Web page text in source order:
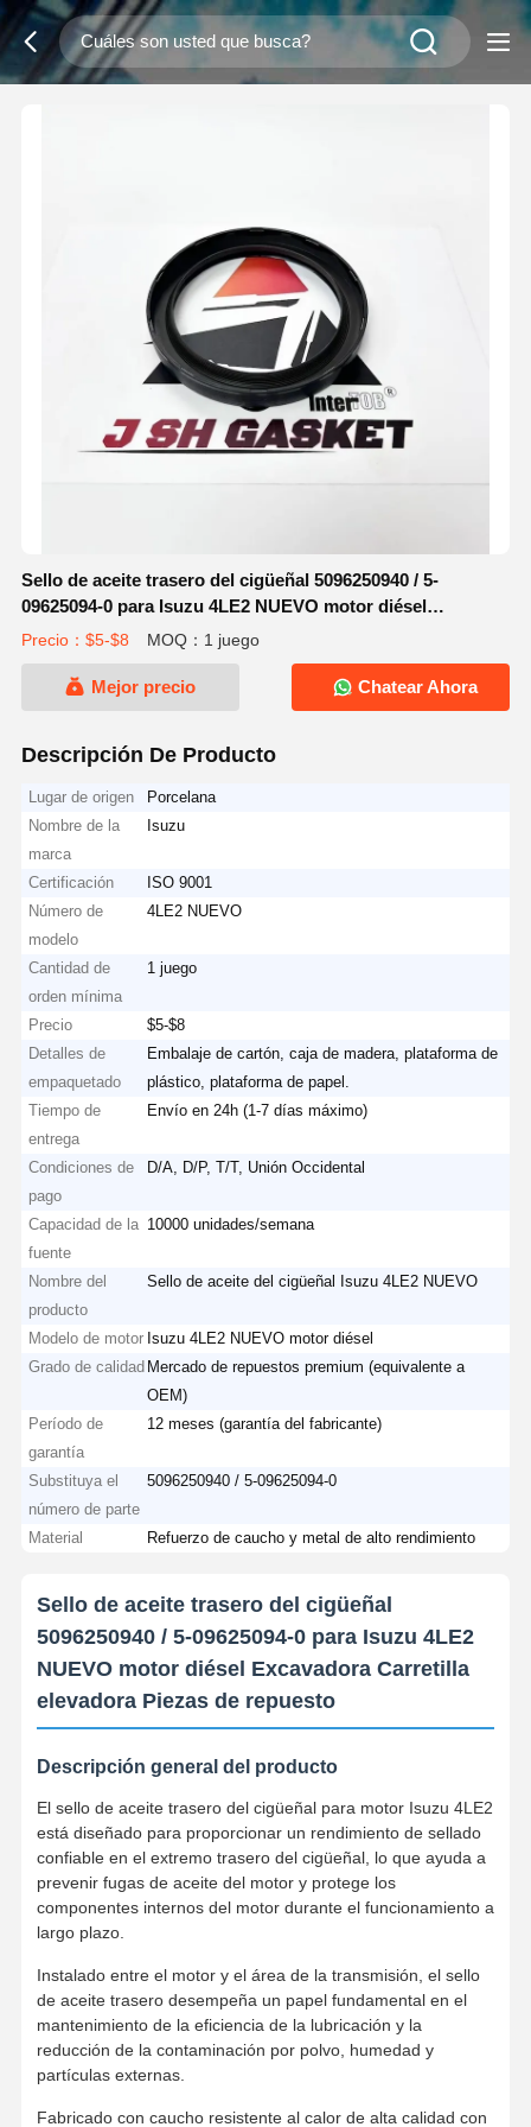
Sello de aceite trasero del cigüeñal 5096250940 / 5-
09625094-0 para Isuzu 4LE2 NUEVO motor diésel
Excavadora Carretilla elevadora Piezas de repuesto
Precio：$5-$8 MOQ：1 juego
Mejor precio Chatear Ahora
Descripción De Producto
Lugar de origen
Porcelana
Nombre de la
marca
Isuzu
Certificación
ISO 9001
Número de
modelo
4LE2 NUEVO
Cantidad de
orden mínima
1 juego
Precio
$5-$8
Detalles de
empaquetado
Embalaje de cartón, caja de madera, plataforma de
plástico, plataforma de papel.
Tiempo de
entrega
Envío en 24h (1-7 días máximo)
Condiciones de
pago
D/A, D/P, T/T, Unión Occidental
Capacidad de la
fuente
10000 unidades/semana
Nombre del
producto
Sello de aceite del cigüeñal Isuzu 4LE2 NUEVO
Modelo de motor Isuzu 4LE2 NUEVO motor diésel
Grado de calidad Mercado de repuestos premium (equivalente a
OEM)
Período de
garantía
12 meses (garantía del fabricante)
Substituya el
número de parte
5096250940 / 5-09625094-0
Material Refuerzo de caucho y metal de alto rendimiento
Sello de aceite trasero del cigüeñal
5096250940 / 5-09625094-0 para Isuzu 4LE2
NUEVO motor diésel Excavadora Carretilla
elevadora Piezas de repuesto
Descripción general del producto
El sello de aceite trasero del cigüeñal para motor Isuzu 4LE2
está diseñado para proporcionar un rendimiento de sellado
confiable en el extremo trasero del cigüeñal, lo que ayuda a
prevenir fugas de aceite del motor y protege los
componentes internos del motor durante el funcionamiento a
largo plazo.
Instalado entre el motor y el área de la transmisión, el sello
de aceite trasero desempeña un papel fundamental en el
mantenimiento de la eficiencia de la lubricación y la
reducción de la contaminación por polvo, humedad y
partículas externas.
Fabricado con caucho resistente al calor de alta calidad con